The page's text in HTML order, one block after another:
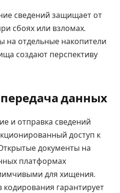
сведений защищает от
сбоях или взломах.
на отдельные накопители
создают перспективу
данных
и отправка сведений
доступ к
документы на
платформах
для хищения.
гарантирует